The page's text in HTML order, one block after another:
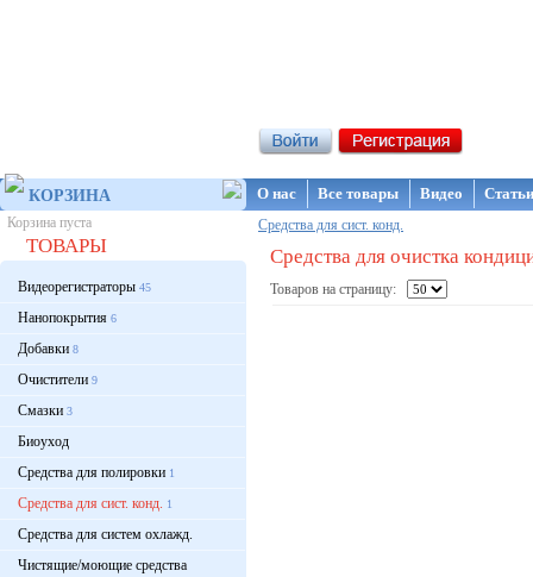
КОРЗИНА
Корзина пуста
ТОВАРЫ
Видеорегистраторы 45
Нанопокрытия 6
Добавки 8
Очистители 9
Смазки 3
Биоуход
Средства для полировки 1
Средства для сист. конд. 1
Средства для систем охлажд.
Чистящие/моющие средства
О нас Все товары Видео
Средства для сист. конд.
Средства для очистка
Товаров на страницу: